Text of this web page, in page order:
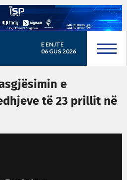
E ENJTE
06 GUS 2026
e
të 23 prillit në